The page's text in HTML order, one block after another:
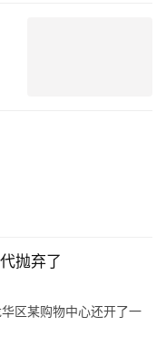
的一线城市的时候，我
思考的。
在舞台上，让一切热爱
乐人的困境，吴克群会
抛弃了
区某购物中心还开了一